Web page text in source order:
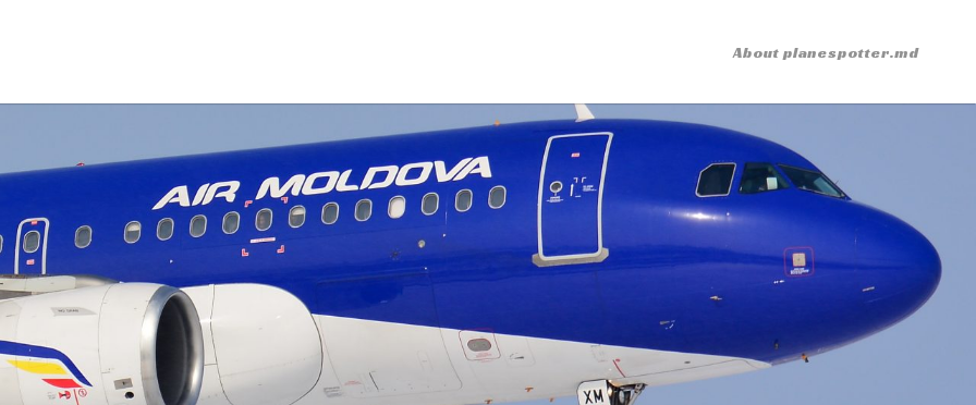
About planespotter.md